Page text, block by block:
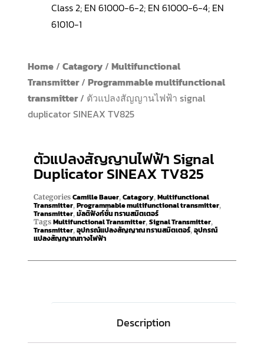
Class 2; EN 61000-6-2; EN 61000-6-4; EN
61010-1
Home/ Catagory/ Multifunctional
Transmitter/ Programmable multifunctional
transmitter/ ตัวแปลงสัญญานไฟฟ้า signal
duplicator SINEAX TV825
ตัวแปลงสัญญานไฟฟ้า Signal
Duplicator SINEAX TV825
Categories Camille Bauer, Catagory, Multifunctional
Transmitter, Programmable multifunctional transmitter,
Transmitter, มัลติฟังก์ชั่น ทรานสมิตเตอร์
Tags Multifunctional Transmitter, Signal Transmitter,
Transmitter, อุปกรณ์แปลงสัญญาณ ทรานสมิตเตอร์, อุปกรณ์
แปลงสัญญาณทางไฟฟ้า
Description